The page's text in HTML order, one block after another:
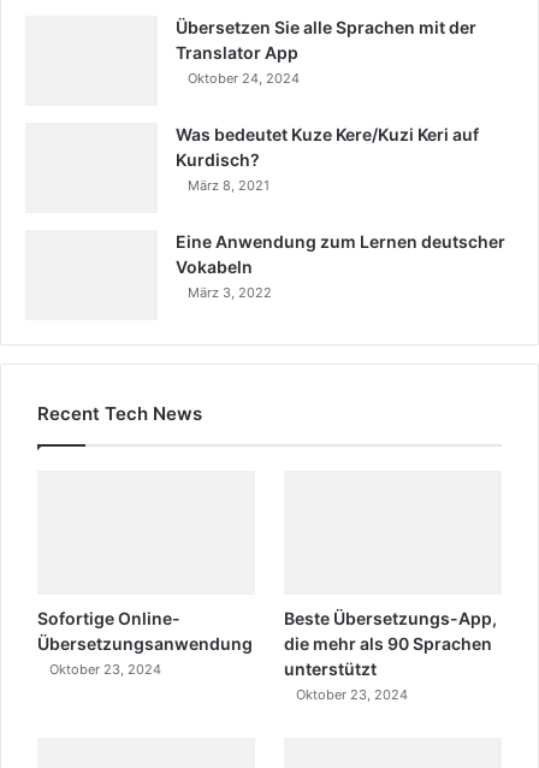
Übersetzen Sie alle Sprachen mit der
Translator App
Oktober 24, 2024
Was bedeutet Kuze Kere/Kuzi Keri auf
Kurdisch?
März 8, 2021
Eine Anwendung zum Lernen deutscher
Vokabeln
März 3, 2022
Recent Tech News
Sofortige Online-
Übersetzungsanwendung
Oktober 23, 2024
Beste Übersetzungs-App,
die mehr als 90 Sprachen
unterstützt
Oktober 23, 2024